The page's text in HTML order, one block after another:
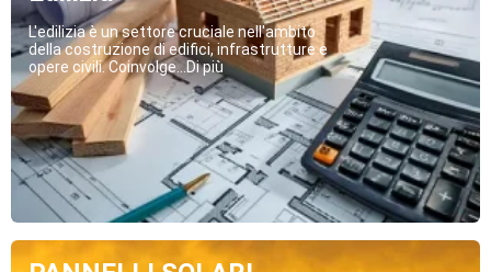
L'edilizia è un settore cruciale nell'ambito
della costruzione di edifici, infrastrutture e
opere civili. Coinvolge...Di più